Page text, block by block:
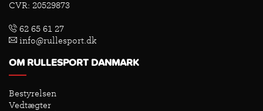
CVR: 20529873
62 65 61 27
info@rullesport.dk
OM RULLESPORT DANMARK
Bestyrelsen
Vedtægter